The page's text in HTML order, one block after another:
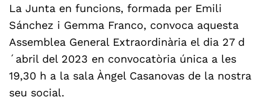
La Junta en funcions, formada per Emili
Sánchez i Gemma Franco, convoca aquesta
Assemblea General Extraordinària el dia 27 d
´abril del 2023 en convocatòria única a les
19,30 h a la sala Àngel Casanovas de la nostra
seu social.